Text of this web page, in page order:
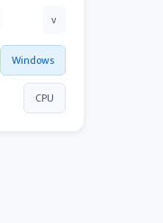
v
Windows
CPU